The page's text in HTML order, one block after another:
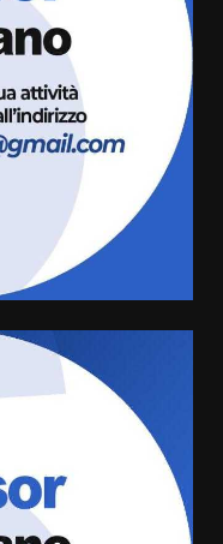
Fasano apre
di
domani sera
con Uccio De
gli studenti
“La strada
di
“Fasano in